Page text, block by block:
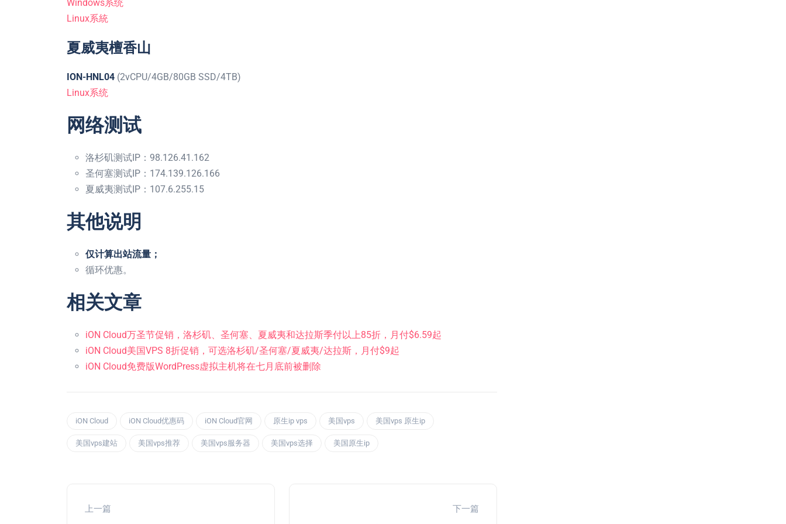
Windows系统
Linux系統
夏威夷檀香山
ION-HNL04 (2vCPU/4GB/80GB SSD/4TB)
Linux系统
网络测试
洛杉矶测试IP：98.126.41.162
圣何塞测试IP：174.139.126.166
夏威夷测试IP：107.6.255.15
其他说明
仅计算出站流量；
循环优惠。
相关文章
iON Cloud万圣节促销，洛杉矶、圣何塞、夏威夷和达拉斯季付以上85折，月付$6.59起
iON Cloud美国VPS 8折促销，可选洛杉矶/圣何塞/夏威夷/达拉斯，月付$9起
iON Cloud免费版WordPress虚拟主机将在七月底前被删除
iON Cloud iON Cloud优惠码 iON Cloud官网 原生ip vps 美国vps 美国vps 原生ip
美国vps建站 美国vps推荐 美国vps服务器 美国vps选择 美国原生ip
上一篇 下一篇